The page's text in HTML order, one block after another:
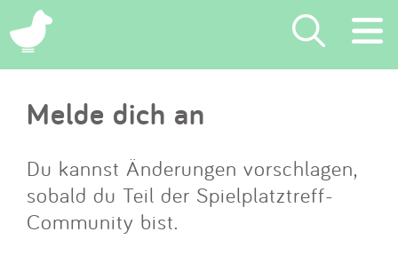
×
Suchen
Eintragen
App
Melde dich an
Du kannst Änderungen vorschlagen,
sobald du Teil der Spielplatztreff-
Community bist.